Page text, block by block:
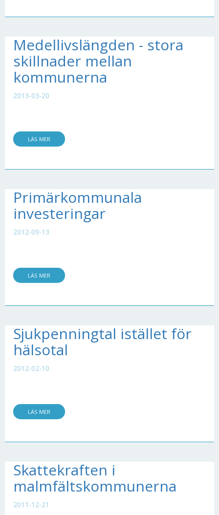
Medellivslängden - stora
skillnader mellan
kommunerna
2013-03-20
LÄS MER
Primärkommunala
investeringar
2012-09-13
LÄS MER
Sjukpenningtal istället för
hälsotal
2012-02-10
LÄS MER
Skattekraften i
malmfältskommunerna
2011-12-21